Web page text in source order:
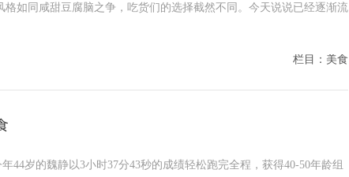
如同咸甜豆腐脑之争，吃货们的选择截然不同。今天说说已经逐渐流
栏目：美食
44岁的魏静以3小时37分43秒的成绩轻松跑完全程，获得40-50年龄组